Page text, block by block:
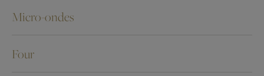
Micro-ondes
Four